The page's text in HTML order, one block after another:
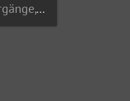
Sonnenauf- und Untergänge, Mond